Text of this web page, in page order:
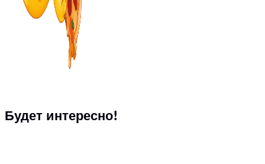
Будет интересно!